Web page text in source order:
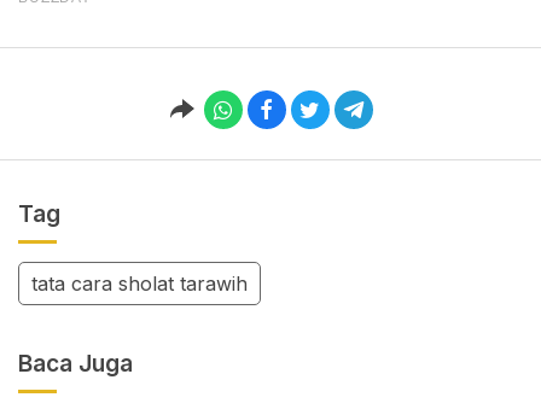
Tag
tata cara sholat tarawih
Baca Juga